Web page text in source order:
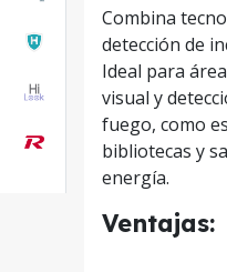
Combina
detección de
Ideal para
visual y
fuego, como
bibliotecas y
energía.
Ventajas: